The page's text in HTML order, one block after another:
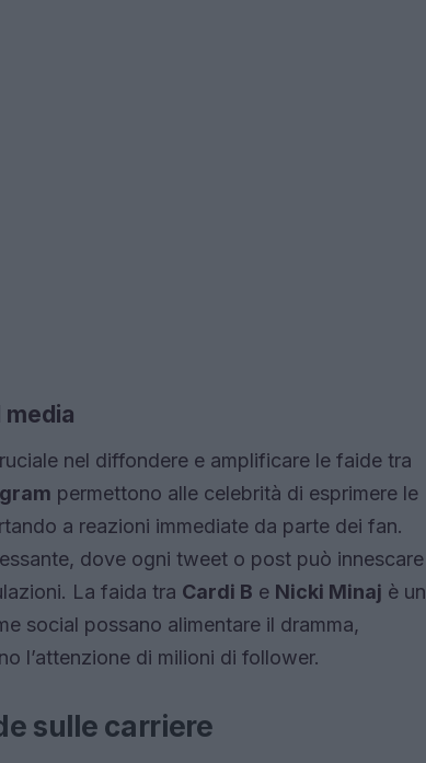
media
nel diffondere e amplificare le faide tra
permettono alle celebrità di esprimere le
a reazioni immediate da parte dei fan.
dove ogni tweet o post può innescare
La faida tra Cardi B e Nicki Minaj è un
social possano alimentare il dramma,
l’attenzione di milioni di follower.
sulle carriere